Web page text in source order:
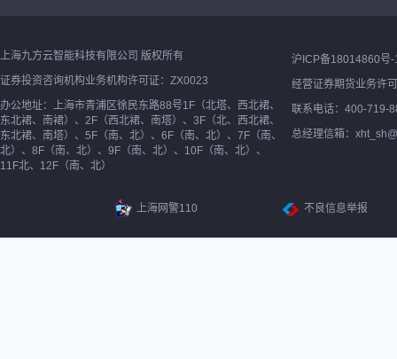
上海九方云智能科技有限公司 版权所有
证券投资咨询机构业务机构许可证：ZX0023
办公地址：上海市青浦区徐民东路88号1F（北塔、西北裙、
东北裙、南裙）、2F（西北裙、南塔）、3F（北、西北裙、
东北裙、南塔）、5F（南、北）、6F（南、北）、7F（南、
北）、8F（南、北）、9F（南、北）、10F（南、北）、
11F北、12F（南、北）
沪ICP备18014860号-
经营证券期货业务许
联系电话：400-719-
总经理信箱：
上海网警110 不良信息举报